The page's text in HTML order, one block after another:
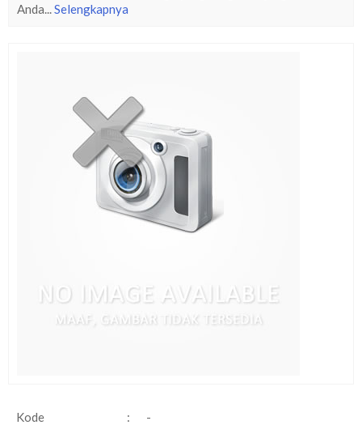
Anda...Selengkapnya
Kode : -